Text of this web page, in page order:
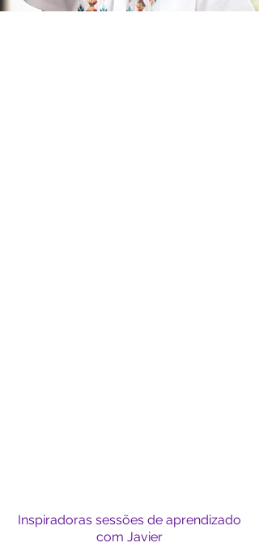
Inspiradoras sessões de aprendizado
com Javier